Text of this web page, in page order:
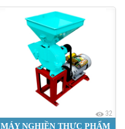
32
MÁY NGHIỀN THỰC PHẨM